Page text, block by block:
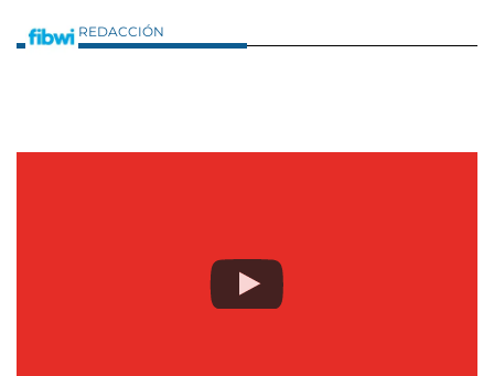
REDACCIÓN